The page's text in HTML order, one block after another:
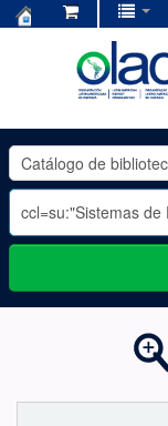
OLADE
-